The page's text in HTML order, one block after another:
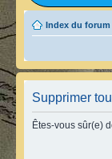
Index du forum
Supprimer
Êtes-vous sûr(e)